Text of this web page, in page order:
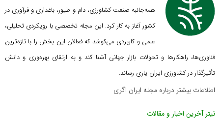
همه‌جانبه صنعت کشاورزی، دام و طیور، باغداری و فرآوری در
کشور آغاز به کار کرد. این مجله تخصصی با رویکردی تحلیلی،
علمی و کاربردی می‌کوشد که فعالان این بخش را با تازه‌ترین
فناوری‌ها، راهکارها و تحولات بازار جهانی آشنا کند و به ارتقای بهره‌وری و دانش
تأثیرگذار در کشاورزی ایران یاری رساند.
اطلاعات بیشتر درباره مجله ایران اگری
تیتر آخرین اخبار و مقالات